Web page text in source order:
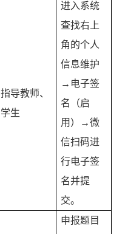
指导教师、
学生
进入系统
查找右上
角的个人
信息维护
→电子签
名（启
用）→微
信扫码进
行电子签
名并提
交。
申报题目